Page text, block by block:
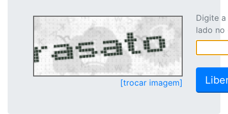
[trocar imagem]
Digite
lado no